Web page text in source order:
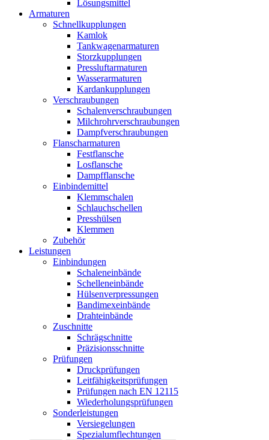
Lösungsmittel
Armaturen
Schnellkupplungen
Kamlok
Tankwagenarmaturen
Storzkupplungen
Pressluftarmaturen
Wasserarmaturen
Kardankupplungen
Verschraubungen
Schalenverschraubungen
Milchrohrverschraubungen
Dampfverschraubungen
Flanscharmaturen
Festflansche
Losflansche
Dampfflansche
Einbindemittel
Klemmschalen
Schlauchschellen
Presshülsen
Klemmen
Zubehör
Leistungen
Einbindungen
Schaleneinbände
Schelleneinbände
Hülsenverpressungen
Bandimexeinbände
Drahteinbände
Zuschnitte
Schrägschnitte
Präzisionsschnitte
Prüfungen
Druckprüfungen
Leitfähigkeitsprüfungen
Prüfungen nach EN 12115
Wiederholungsprüfungen
Sonderleistungen
Versiegelungen
Spezialumflechtungen